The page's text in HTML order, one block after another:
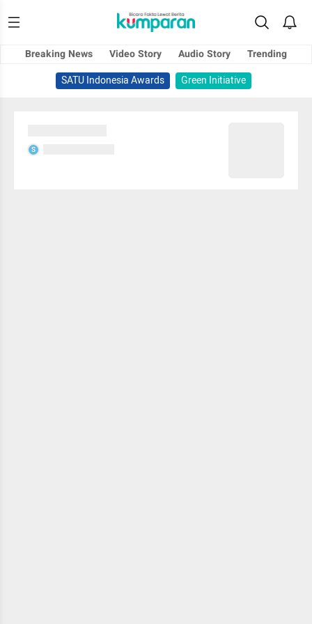
Breaking News Video Story Audio Story
Trending
SATU Indonesia Awards
Green Initiative
S